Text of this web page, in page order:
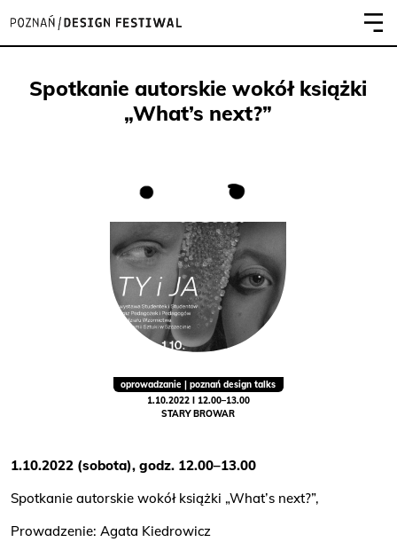
Spotkanie autorskie wokół książki
„What’s next?”
oprowadzanie | poznań design talks
1.10.2022 I 12.00–13.00
STARY BROWAR
1.10.2022 (sobota), godz. 12.00–13.00
Spotkanie autorskie wokół książki „What’s next?”,
Prowadzenie: Agata Kiedrowicz